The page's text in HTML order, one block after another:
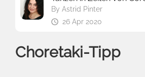
ByAstrid Pinter
26 Apr 2020
Choretaki-Tipp